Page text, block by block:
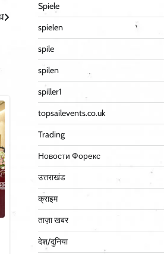
Spiele
spielen
spile
spilen
spiller1
topsailevents.co.uk
Trading
Новости Форекс
उत्तराखंड
क्राइम
ताज़ा खबर
देश/दुनिया